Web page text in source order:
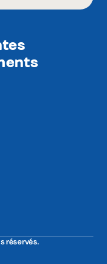
réservés.